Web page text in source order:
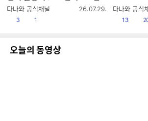
치슬랑이 #크런치말랑이 #말
랑이 #슬랑이 #스퀴시 #슬랑
다나와 공식채널
작
26.07.29.
공감
3 1
다나와 공식
공감
13
오늘의 동영상